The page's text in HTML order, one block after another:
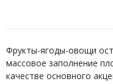
Фрукты-ягоды-овощи
массовое заполнение
качестве основного